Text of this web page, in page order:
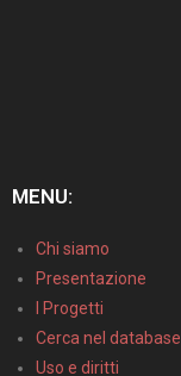
MENU:
Chi siamo
Presentazione
I Progetti
Cerca nel database
Uso e diritti